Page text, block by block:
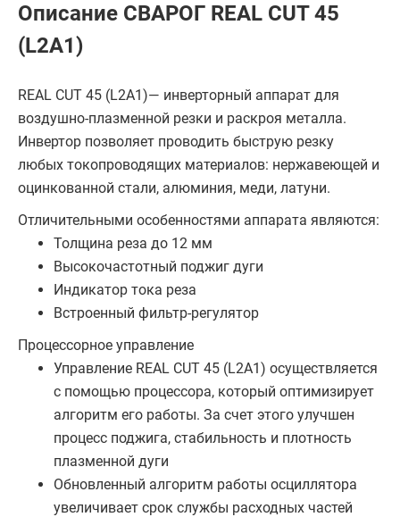
Описание СВАРОГ REAL CUT 45
(L2А1)
REAL CUT 45 (L2A1)— инверторный аппарат для
воздушно-плазменной резки и раскроя металла.
Инвертор позволяет проводить быструю резку
любых токопроводящих материалов: нержавеющей и
оцинкованной стали, алюминия, меди, латуни.
Отличительными особенностями аппарата являются:
Толщина реза до 12 мм
Высокочастотный поджиг дуги
Индикатор тока реза
Встроенный фильтр-регулятор
Процессорное управление
Управление REAL CUT 45 (L2A1) осуществляется
с помощью процессора, который оптимизирует
алгоритм его работы. За счет этого улучшен
процесс поджига, стабильность и плотность
плазменной дуги
Обновленный алгоритм работы осциллятора
увеличивает срок службы расходных частей